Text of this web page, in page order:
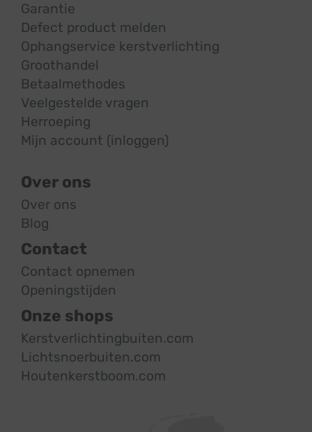
Garantie
Defect product melden
Ophangservice kerstverlichting
Groothandel
Betaalmethodes
Veelgestelde vragen
Herroeping
Mijn account (inloggen)
Over ons
Over ons
Blog
Contact
Contact opnemen
Openingstijden
Onze shops
Kerstverlichtingbuiten.com
Lichtsnoerbuiten.com
Houtenkerstboom.com